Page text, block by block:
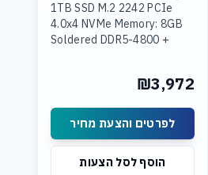
1TB SSD M.2 2242 PCIe
4.0x4 NVMe Memory: 8GB
Soldered DDR5-4800 +
UHD Graphics Display: 15.3
₪3,972
לפרטים והצעת מחיר
הוסף לסל הצעות